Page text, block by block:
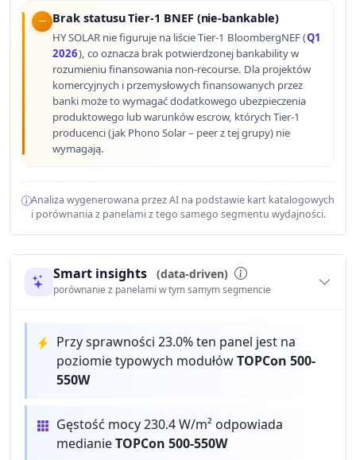
Brak statusu Tier-1 BNEF (nie-bankable)
HY SOLAR nie figuruje na liście Tier-1 BloombergNEF (Q1
2026), co oznacza brak potwierdzonej bankability w
rozumieniu finansowania non-recourse. Dla projektów
komercyjnych i przemysłowych finansowanych przez
banki może to wymagać dodatkowego ubezpieczenia
produktowego lub warunków escrow, których Tier-1
producenci (jak Phono Solar – peer z tej grupy) nie
wymagają.
Analiza wygenerowana przez AI na podstawie kart katalogowych
i porównania z panelami z tego samego segmentu wydajności.
Smart insights (data-driven)
porównanie z panelami w tym samym segmencie
Przy sprawności 23.0% ten panel jest na
poziomie typowych modułówTOPCon 500-
550W
Gęstość mocy 230.4 W/m² odpowiada
medianieTOPCon 500-550W